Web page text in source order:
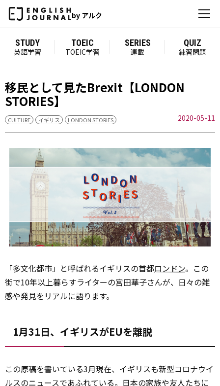
by アルク
STUDY
英語学習
TOEIC
TOEIC学習
SERIES
連載
QUIZ
練習問題
移民として見たBrexit【LONDON
STORIES】
CULTURE イギリス LONDON STORIES 2020-05-11
「多文化都市」と呼ばれるイギリスの首都ロンドン。この
街で10年以上暮らすライターの宮田華子さんが、日々の雑
感や発見をリアルに語ります。
1月31日、イギリスがEUを離脱
この原稿を書いている3月現在、イギリスも新型コロナウイ
ルスのニュースであふれている。日本の家族や友人たちに